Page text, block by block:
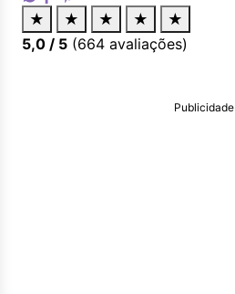
★ ★ ★ ★
★
5,0 / 5 (664 avaliações)
Publicidade